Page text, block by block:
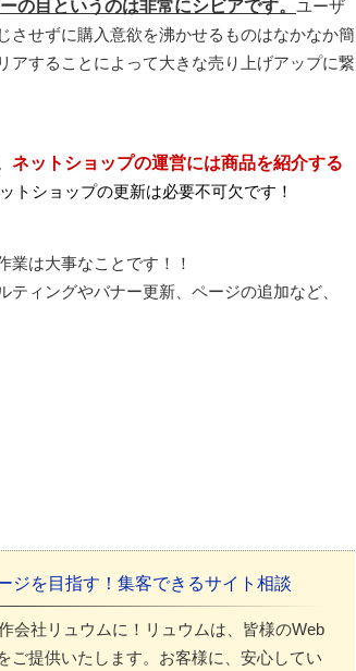
の目というのは非常にシビアです。 ユーザ
させずに購入意欲を沸かせるものはなかなか簡
アすることによって大きな売り上げアップに繋
ネットショップの運営には商品を紹介する
トショップの更新は必要不可欠です！
業は大事なことです！！
ィングやバナー更新、ページの追加など、
ジを目指す！集客できるサイト相談
会社リュウムに！リュウムは、皆様のWeb
ご提供いたします。お客様に、安心してい